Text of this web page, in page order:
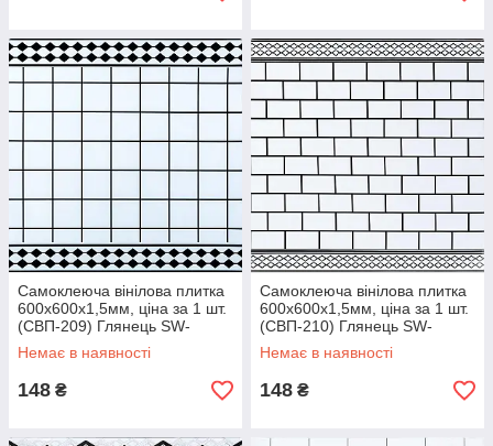
Самоклеюча вінілова плитка
600х600х1,5мм, ціна за 1 шт.
(СВП-209) Глянець SW-
00000516
Немає в наявності
148 ₴
Самоклеюча вінілова плитка
600х600х1,5мм, ціна за 1 шт.
(СВП-210) Глянець SW-
00000534
Немає в наявності
148 ₴